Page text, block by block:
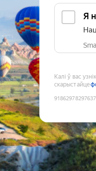
Я
Калі ў вас
скарыстайце